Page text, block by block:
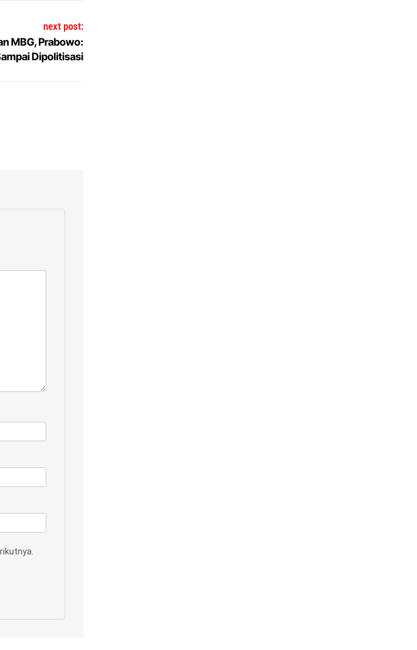
next post:
MBG, Prabowo:
Dipolitisasi